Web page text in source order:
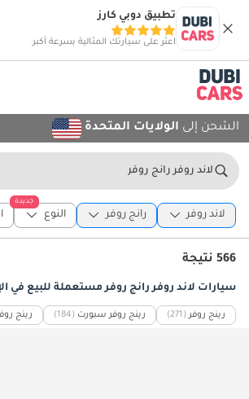
تطبيق دوبي كارز
اعثر على سيارتك المثالية بسرعة أكبر
الشحن إلى الولايات المتحدة
لاند روفر رانج روفر
لاند روفر رانج روفر
جديدة
النوع
566 نتيجة
سيارات لاند روفر رانج روفر مستعملة للبيع في
رينج روفر (271) رينج روفر سبورت (184) رينج